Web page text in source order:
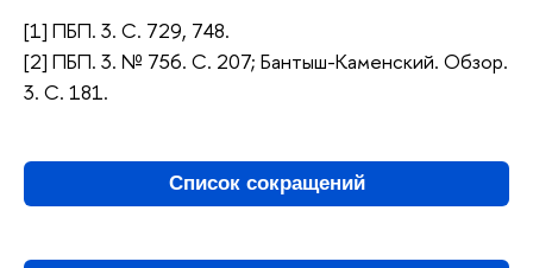
[1] ПБП. 3. С. 729, 748.
[2] ПБП. 3. № 756. С. 207; Бантыш-Каменский. Обзор.
3. С. 181.
Список сокращений